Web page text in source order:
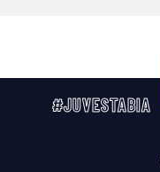
#JUVESTABIA